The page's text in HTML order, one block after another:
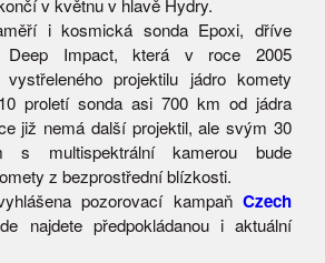
v květnu v hlavě Hydry.
i kosmická sonda Epoxi, dříve
Deep Impact, která v roce 2005
projektilu jádro komety
proletí sonda asi 700 km od jádra
již nemá další projektil, ale svým 30
s multispektrální kamerou bude
z bezprostřední blízkosti.
pozorovací kampaň Czech
najdete předpokládanou i aktuální